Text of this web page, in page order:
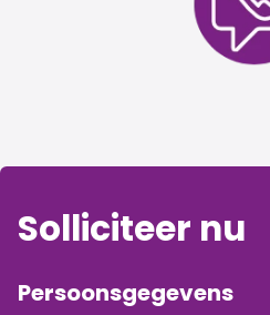
Solliciteer nu
Persoonsgegevens